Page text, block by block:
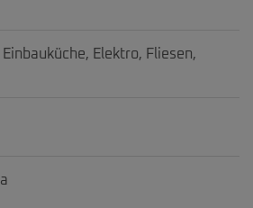
Einbauküche Elektro
Fliesen
a